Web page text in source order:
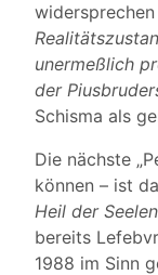
unermeßlich
der
Schisma als
Die nächste
können – ist
Heil der
bereits
1988 im Sinn